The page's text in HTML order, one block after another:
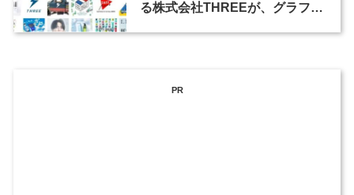
る株式会社THREEが、グラフィ
PR